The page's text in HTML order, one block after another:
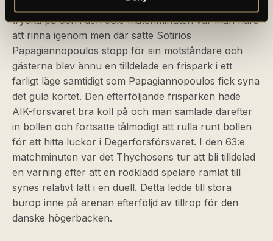
Gästerna med ny luft under vingarna fortsatte att
trycka på och i den 56:e matchminuten var man nära
att rinna igenom men där satte Sotirios
Papagiannopoulos stopp för sin motståndare och
gästerna blev ännu en tilldelade en frispark i ett
farligt läge samtidigt som Papagiannopoulos fick syna
det gula kortet. Den efterföljande frisparken hade
AIK-försvaret bra koll på och man samlade därefter
in bollen och fortsatte tålmodigt att rulla runt bollen
för att hitta luckor i Degerforsförsvaret. I den 63:e
matchminuten var det Thychosens tur att bli tilldelad
en varning efter att en rödklädd spelare ramlat till
synes relativt lätt i en duell. Detta ledde till stora
burop inne på arenan efterföljd av tillrop för den
danske högerbacken.